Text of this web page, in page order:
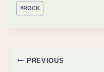
Post
Tags:
#ROCK
Post
PREVIOUS